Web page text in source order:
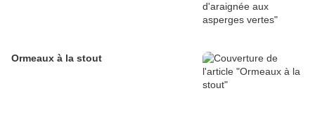
Ormeaux à la stout